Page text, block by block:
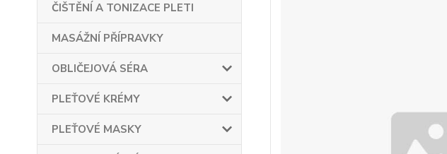
ČIŠTĚNÍ A TONIZACE PLETI
MASÁŽNÍ PŘÍPRAVKY
OBLIČEJOVÁ SÉRA
PLEŤOVÉ KRÉMY
PLEŤOVÉ MASKY